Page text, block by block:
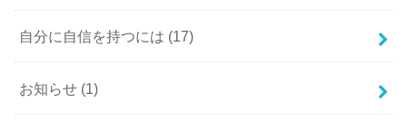
自分に自信を持つには (17)
お知らせ (1)